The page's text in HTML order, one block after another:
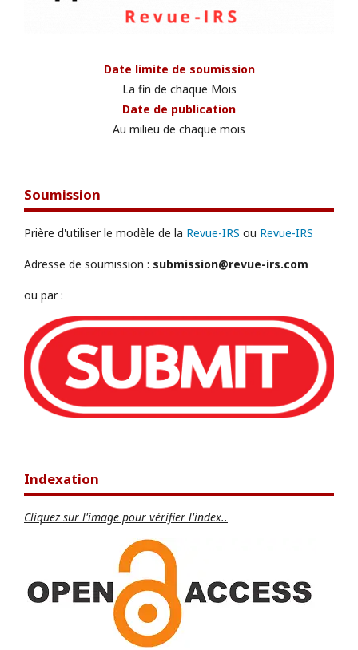
Date limite de soumission
La fin de chaque Mois
Date de publication
Au milieu de chaque mois
Soumission
Prière d'utiliser le modèle de la Revue-IRS ou Revue-IRS
Adresse de soumission : submission@revue-irs.com
ou par :
Indexation
Cliquez sur l'image pour vérifier l'index..